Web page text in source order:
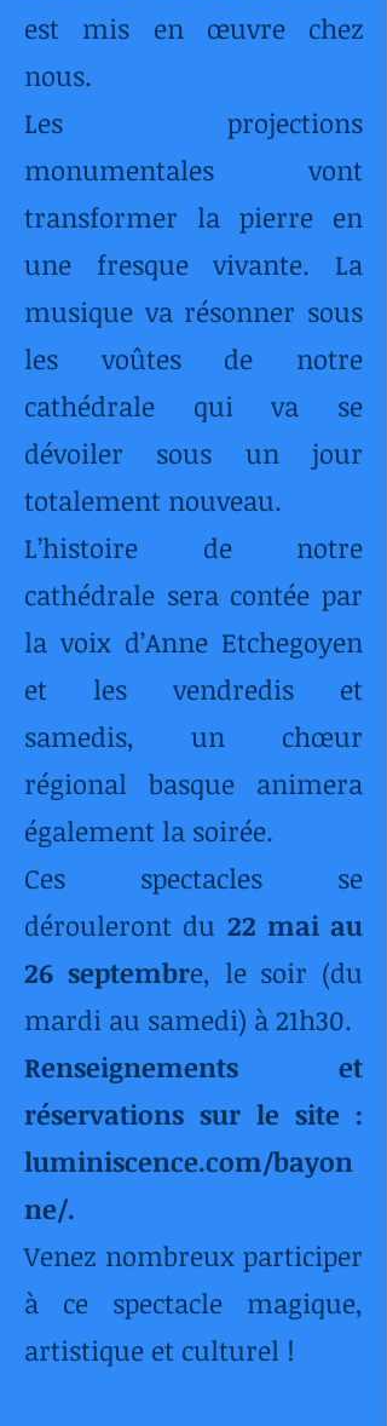
est mis en œuvre chez
nous.
Les projections
monumentales vont
transformer la pierre en
une fresque vivante. La
musique va résonner sous
les voûtes de notre
cathédrale qui va se
dévoiler sous un jour
totalement nouveau.
L’histoire de notre
cathédrale sera contée par
la voix d’Anne Etchegoyen
et les vendredis et
samedis, un chœur
régional basque animera
également la soirée.
Ces spectacles se
dérouleront du 22 mai au
26 septembre, le soir (du
mardi au samedi) à 21h30.
Renseignements et
réservations sur le site :
luminiscence.com/bayon
ne/.
Venez nombreux participer
à ce spectacle magique,
artistique et culturel !